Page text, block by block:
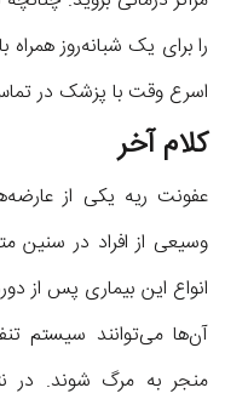
را برای یک شبانه‌روز همراه
اسرع وقت با پزشک در
کلام آخر
عفونت ریه یکی از
وسیعی از افراد در سنین
انواع این بیماری پس از
آن‌ها می‌توانند سیستم
منجر به مرگ شوند. در